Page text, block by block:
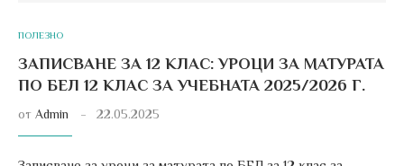
ПОЛЕЗНО
ЗАПИСВАНЕ ЗА 12 КЛАС: УРОЦИ ЗА МАТУРАТА
ПО БЕЛ 12 КЛАС ЗА УЧЕБНАТА 2025/2026 Г.
от Admin 22.05.2025